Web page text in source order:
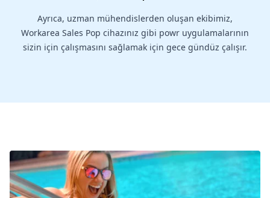
Ayrıca, uzman mühendislerden oluşan ekibimiz,
Workarea Sales Pop cihazınız gibi powr uygulamalarının
sizin için çalışmasını sağlamak için gece gündüz çalışır.